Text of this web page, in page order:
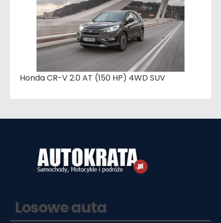
Honda CR-V 2.0 AT (150 HP) 4WD SUV
Losowe auta